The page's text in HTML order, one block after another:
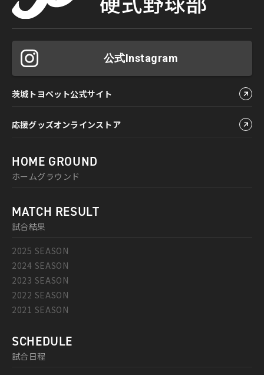
公式Instagram
茨城トヨペット公式サイト
応援グッズオンラインストア
HOME GROUND
ホームグラウンド
MATCH RESULT
試合結果
2025 SEASON
2024 SEASON
2023 SEASON
2022 SEASON
2021 SEASON
SCHEDULE
試合日程